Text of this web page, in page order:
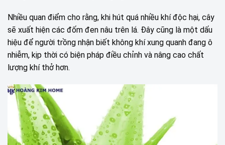
Nhiều quan điểm cho rằng, khi hút quá nhiều khí độc hại, cây
sẽ xuất hiện các đốm đen nâu trên lá. Đây cũng là một dấu
hiệu để người trồng nhận biết không khí xung quanh đang ô
nhiễm, kịp thời có biện pháp điều chỉnh và nâng cao chất
lượng khí thở hơn.